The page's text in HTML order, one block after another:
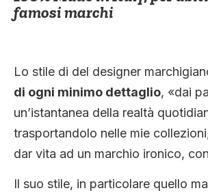
famosi marchi
Lo stile di del designer
di ogni minimo dettaglio, «dai
un’istantanea della realtà
trasportandolo nelle mie
dar vita ad un marchio ironico,
Il suo stile, in particolare quello